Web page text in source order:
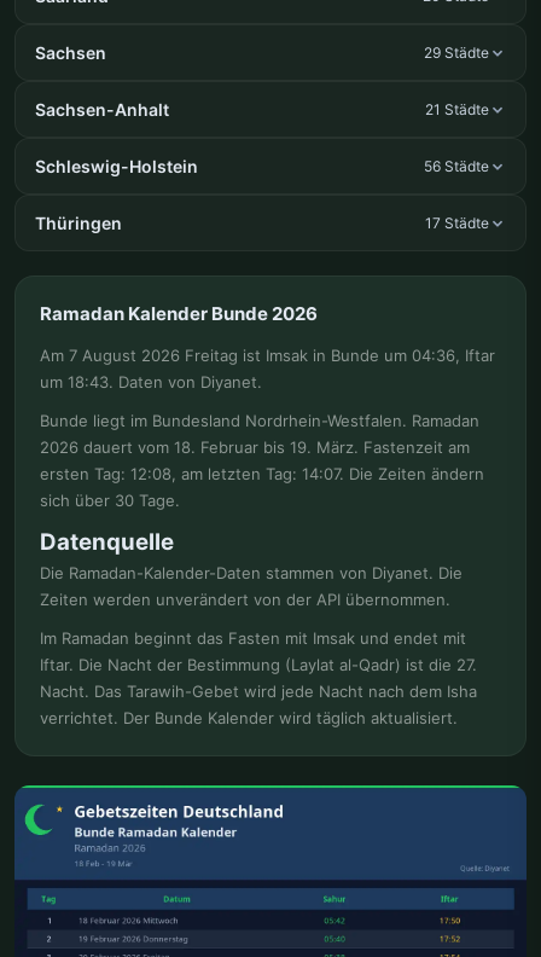
Sachsen 29 Städte
Sachsen-Anhalt 21 Städte
Schleswig-Holstein 56 Städte
Thüringen 17 Städte
Ramadan Kalender Bunde 2026
Am 7 August 2026 Freitag ist Imsak in Bunde um 04:36, Iftar
um 18:43. Daten von Diyanet.
Bunde liegt im Bundesland Nordrhein-Westfalen. Ramadan
2026 dauert vom 18. Februar bis 19. März. Fastenzeit am
ersten Tag: 12:08, am letzten Tag: 14:07. Die Zeiten ändern
sich über 30 Tage.
Datenquelle
Die Ramadan-Kalender-Daten stammen von Diyanet. Die
Zeiten werden unverändert von der API übernommen.
Im Ramadan beginnt das Fasten mit Imsak und endet mit
Iftar. Die Nacht der Bestimmung (Laylat al-Qadr) ist die 27.
Nacht. Das Tarawih-Gebet wird jede Nacht nach dem Isha
verrichtet. Der Bunde Kalender wird täglich aktualisiert.